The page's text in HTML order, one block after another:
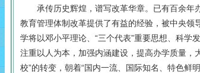
承传历史辉煌，谱写改革华章。已有百余年
教育管理体制改革提供了有益的经验，被中央领
学将以邓小平理论、“三个代表”重要思想、科学
注重以人为本，加强内涵建设，提高办学质量，
校”的转变，朝着“国内一流、国际知名、特色鲜